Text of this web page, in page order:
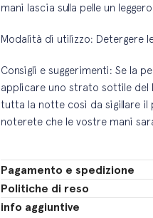
mani lascia sulla pelle un
Modalità di utilizzo: Detergere
Consigli e suggerimenti: Se la
applicare uno strato sottile del
tutta la notte così da sigillare
noterete che le vostre mani
Pagamento e spedizione
Politiche di reso
info aggiuntive